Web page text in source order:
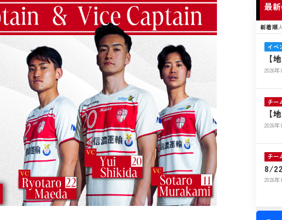
最
新着順
イベ
【
ト開
2026
チー
【
ル
2026
チー
8/
ト
2026